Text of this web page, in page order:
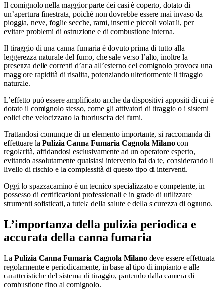
Il comignolo nella maggior parte dei casi è coperto, dotato di
un’apertura finestrata, poiché non dovrebbe essere mai invaso da
pioggia, neve, foglie secche, rami, insetti e piccoli volatili, per
evitare problemi di ostruzione e di combustione interna.
Il tiraggio di una canna fumaria è dovuto prima di tutto alla
leggerezza naturale del fumo, che sale verso l’alto, inoltre la
presenza delle correnti d’aria all’esterno del comignolo provoca una
maggiore rapidità di risalita, potenziando ulteriormente il tiraggio
naturale.
L’effetto può essere amplificato anche da dispositivi appositi di cui è
dotato il comignolo stesso, come gli attivatori di tiraggio o i sistemi
eolici che velocizzano la fuoriuscita dei fumi.
Trattandosi comunque di un elemento importante, si raccomanda di
effettuare la Pulizia Canna Fumaria Cagnola Milano con
regolarità, affidandosi esclusivamente ad un operatore esperto,
evitando assolutamente qualsiasi intervento fai da te, considerando il
livello di rischio e la complessità di questo tipo di interventi.
Oggi lo spazzacamino è un tecnico specializzato e competente, in
possesso di certificazioni professionali e in grado di utilizzare
strumenti sofisticati, a tutela della salute e della sicurezza di ognuno.
L’importanza della pulizia periodica e
accurata della canna fumaria
La Pulizia Canna Fumaria Cagnola Milano deve essere effettuata
regolarmente e periodicamente, in base al tipo di impianto e alle
caratteristiche del sistema di tiraggio, partendo dalla camera di
combustione fino al comignolo.